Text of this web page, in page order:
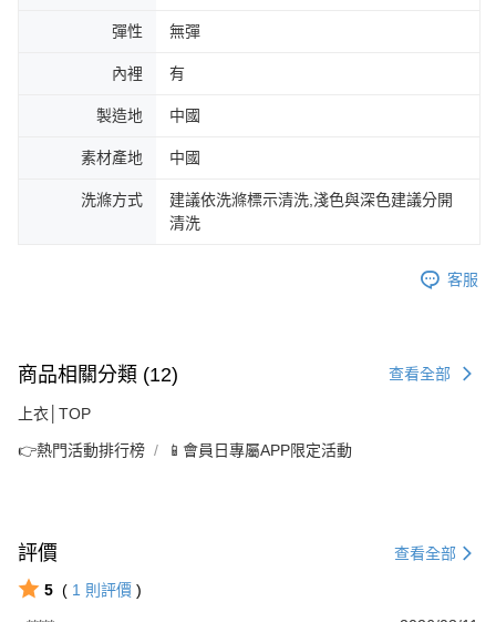
彈性 無彈
內裡 有
製造地 中國
素材產地 中國
洗滌方式
建議依洗滌標示清洗,淺色與深色建議分開
清洗
客服
商品相關分類 (12) 查看全部
上衣│TOP
👉熱門活動排行榜 📱會員日專屬APP限定活動
評價 查看全部
5 ( 1 則評價 )